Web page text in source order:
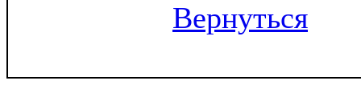
Вернуться